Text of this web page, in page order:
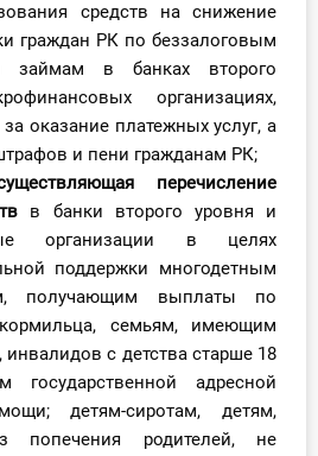
средств на снижение
граждан РК по беззалоговым
займам в банках второго
организациях,
оказание платежных услуг, а
и пени гражданам РК;
перечисление
в банки второго уровня и
организации в целях
поддержки многодетным
получающим выплаты по
семьям, имеющим
инвалидов с детства старше 18
государственной адресной
детям-сиротам, детям,
попечения родителей, не